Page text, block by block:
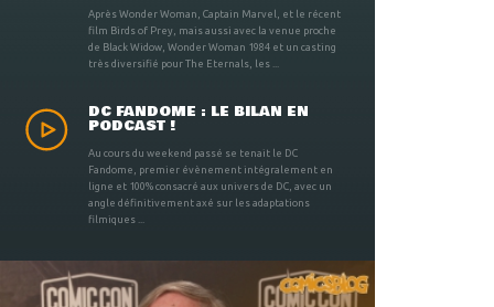
Après Wonder Woman, Captain Marvel, et le récent
film Birds of Prey, mais aussi avec la venue proche
de Black Widow, Wonder Woman 1984 et un casting
très diversifié pour The Eternals, les ...
DC FANDOME : LE BILAN EN
PODCAST !
Au cours du weekend passé se tenait le DC
Fandome, premier évènement intégralement en
ligne et 100% consacré aux univers de DC, avec un
angle définitivement axé sur les adaptations
filmiques ...